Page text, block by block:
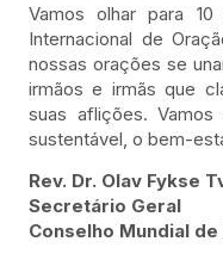
Vamos olhar para
Internacional de
nossas orações se
irmãos e irmãs que
suas aflições.
sustentável, o bem-
Rev. Dr. Olav Fykse
Secretário Geral
Conselho Mundial